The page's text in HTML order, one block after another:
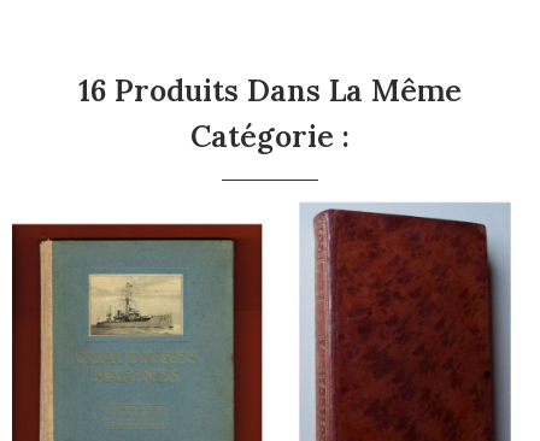
16 Produits Dans La Même
Catégorie :